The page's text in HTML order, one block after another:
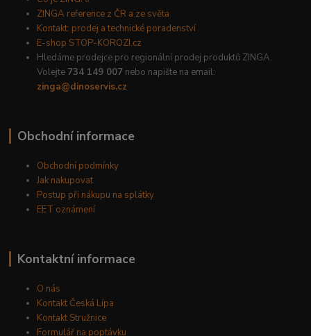
ZINGA reference z ČR a ze světa
Kontakt: prodej a technické poradenství
E-shop STOP-KOROZI.cz
Hledáme prodejce pro regionální prodej produktů ZINGA.
Volejte 734 149 007 nebo napište na email:
zinga@dinoservis.cz
Obchodní informace
Obchodní podmínky
Jak nakupovat
Postup při nákupu na splátky
EET oznámení
Kontaktní informace
O nás
Kontakt Česká Lípa
Kontakt Stružnice
Formulář na poptávku